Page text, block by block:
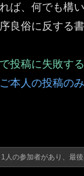
ば、何でも構
良俗に反する
投稿に失敗す
本人の投稿のみ
人の参加者があり、最